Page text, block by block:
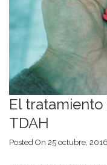
El
TDAH
Posted On 25 octubre, 2016